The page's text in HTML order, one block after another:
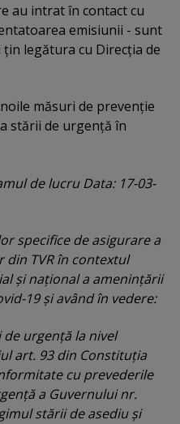
au intrat în contact cu
emisiunii - sunt
legătura cu Direcţia de
măsuri de prevenţie
stării de urgenţă în
de lucru Data: 17-03-
specifice de asigurare a
TVR în contextul
şi naţional a ameninţării
19 şi având în vedere:
urgenţă la nivel
art. 93 din Constituţia
cu prevederile
a Guvernului nr.
stării de asediu şi